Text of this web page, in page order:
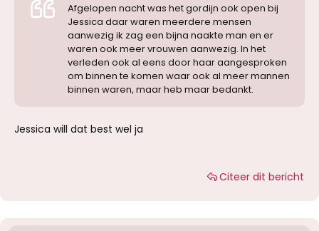
Afgelopen nacht was het gordijn ook open bij
Jessica daar waren meerdere mensen
aanwezig ik zag een bijna naakte man en er
waren ook meer vrouwen aanwezig. In het
verleden ook al eens door haar aangesproken
om binnen te komen waar ook al meer mannen
binnen waren, maar heb maar bedankt.
Jessica will dat best wel ja
Citeer dit bericht